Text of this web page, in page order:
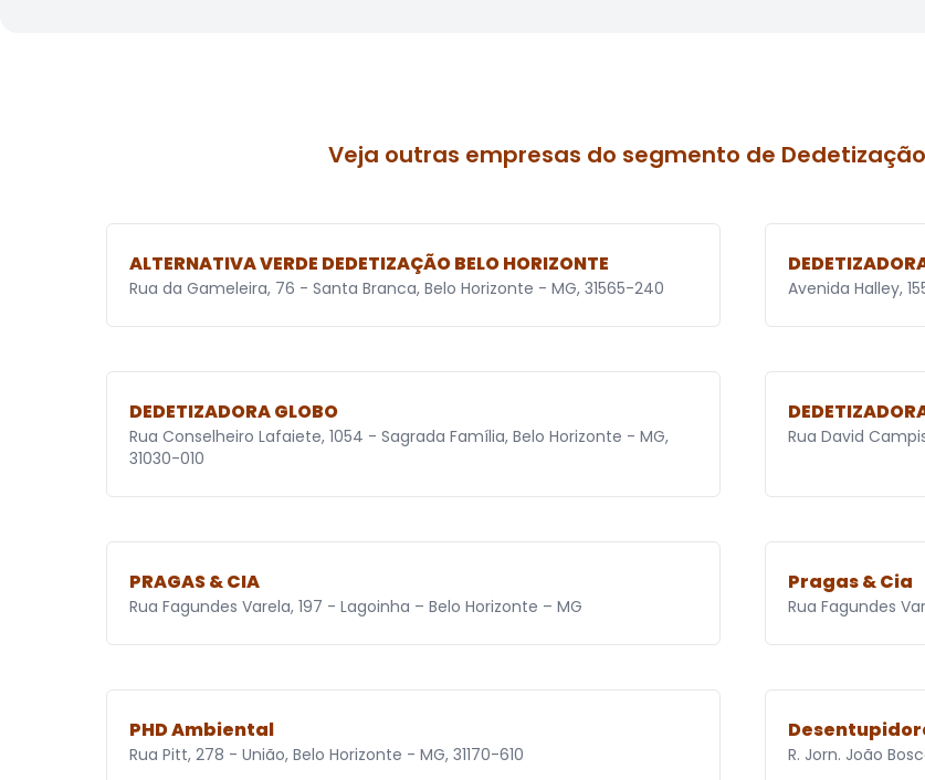
Veja outras empresas do segmento de
ALTERNATIVA VERDE DEDETIZAÇÃO BELO HORIZONTE
Rua da Gameleira, 76 - Santa Branca, Belo Horizonte - MG, 31565-240 Avenida Halley,
DEDETIZADORA GLOBO
Rua Conselheiro Lafaiete, 1054 - Sagrada Família, Belo Horizonte - MG,
31030-010
Rua David
PRAGAS & CIA
Rua Fagundes Varela, 197 - Lagoinha – Belo Horizonte – MG
Pragas & Cia
Rua Fagundes
PHD Ambiental
Rua Pitt, 278 - União, Belo Horizonte - MG, 31170-610 R. Jorn. João